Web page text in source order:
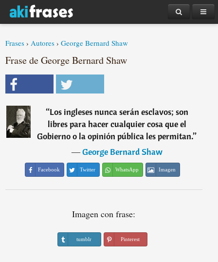
Frases ›Autores ›George Bernard Shaw
Frase de George Bernard Shaw
“Los ingleses nunca serán esclavos; son
libres para hacer cualquier cosa que el
Gobierno o la opinión pública les permitan.”
―George Bernard Shaw
Facebook Twitter WhatsApp Imagen
Imagen con frase:
tumblr Pinterest